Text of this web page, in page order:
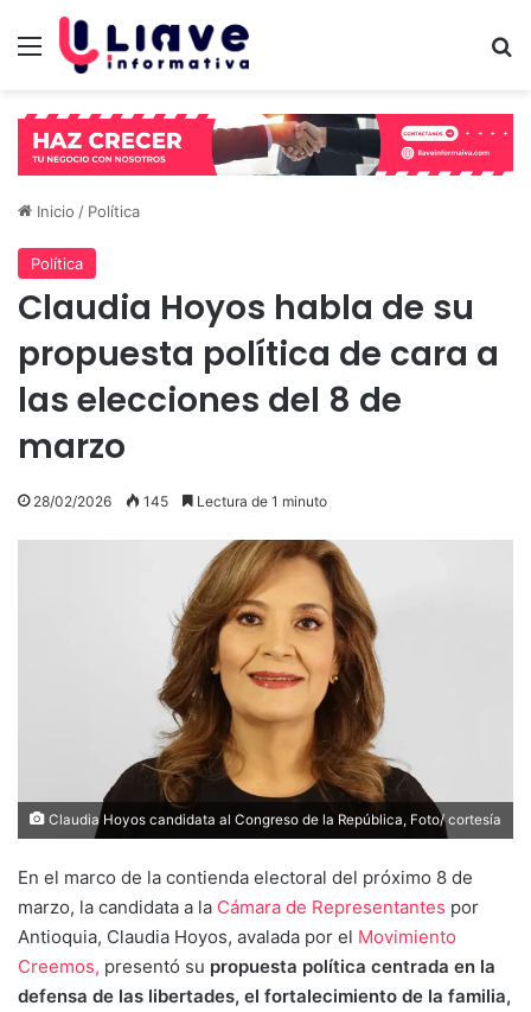
Menú
Inicio / Política
Política
Claudia Hoyos habla de su
propuesta política de cara a
las elecciones del 8 de
marzo
28/02/2026 145 Lectura de 1 minuto
Claudia Hoyos candidata al Congreso de la República, Foto/ cortesía
En el marco de la contienda electoral del próximo 8 de
marzo, la candidata a la Cámara de Representantes por
Antioquia, Claudia Hoyos, avalada por el Movimiento
Creemos, presentó su propuesta política centrada en la
defensa de las libertades, el fortalecimiento de la familia,